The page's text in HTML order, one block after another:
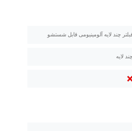
چند لایه آلومینیومی قابل شستشو
چند لایه